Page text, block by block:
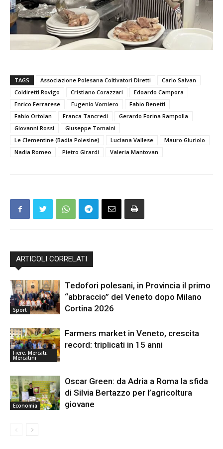
TAGS Associazione Polesana Coltivatori Diretti
Carlo Salvan
Coldiretti Rovigo
Cristiano Corazzari
Edoardo Campora
Enrico Ferrarese
Eugenio Vomiero
Fabio Benetti
Fabio Ortolan
Franca Tancredi
Gerardo Forina Rampolla
Giovanni Rossi
Giuseppe Tomaini
Le Clementine (Badia Polesine)
Luciana Vallese
Mauro Giuriolo
Nadia Romeo
Pietro Girardi Valeria Mantovan
ARTICOLI CORRELATI
Sport
Tedofori polesani, in Provincia il primo
“abbraccio” del Veneto dopo Milano
Cortina 2026
Fiere, Mercati,
Mercatini
Farmers market in Veneto, crescita
record: triplicati in 15 anni
Economia
Oscar Green: da Adria a Roma la sfida
di Silvia Bertazzo per l’agricoltura
giovane